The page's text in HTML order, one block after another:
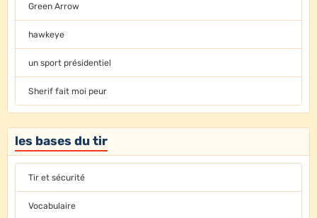
Green Arrow
hawkeye
un sport présidentiel
Sherif fait moi peur
les bases du tir
Tir et sécurité
Vocabulaire